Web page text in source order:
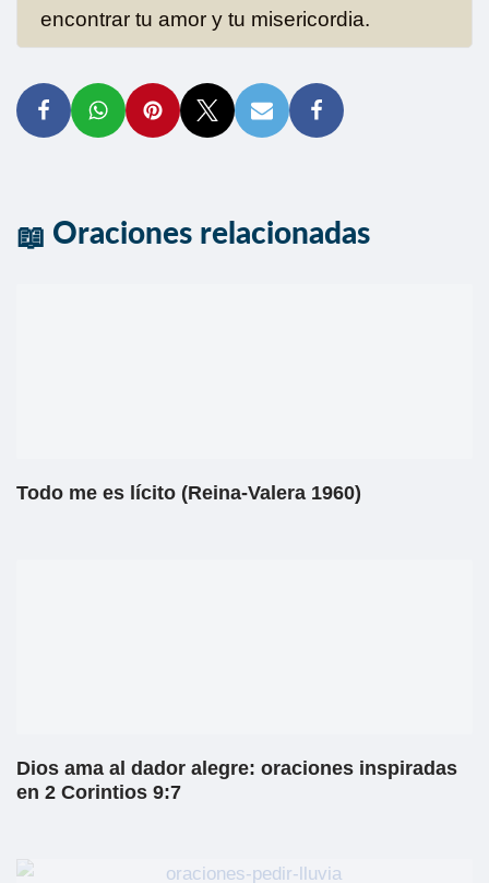
encontrar tu amor y tu misericordia.
Oraciones relacionadas
Todo me es lícito (Reina-Valera 1960)
Dios ama al dador alegre: oraciones inspiradas
en 2 Corintios 9:7